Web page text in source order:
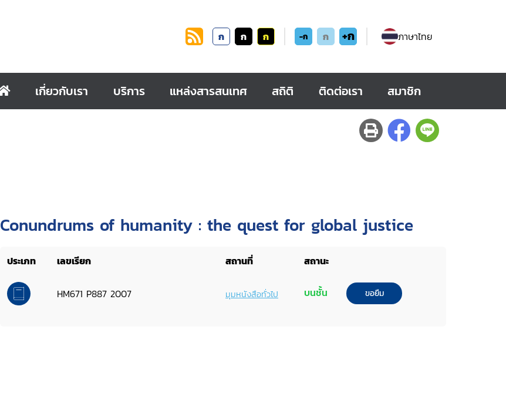
ก ก ก -ก ก +ก ภาษาไทย
เกี่ยวกับเรา บริการ แหล่งสารสนเทศ สถิติ ติดต่อเรา สมาชิก
Conundrums of humanity : the quest for global justice
ประเภท เลขเรียก สถานที่ สถานะ
HM671 P887 2007 มุมหนังสือทั่วไป บนชั้น ขอยืม